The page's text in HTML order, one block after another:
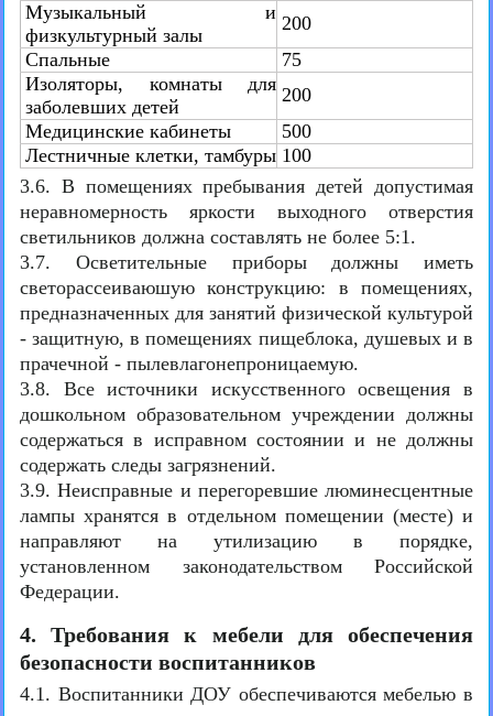
Музыкальный и
физкультурный залы
200
Спальные
75
Изоляторы, комнаты для
заболевших детей
200
Медицинские кабинеты
500
Лестничные клетки, тамбуры 100
3.6. В помещениях пребывания детей допустимая
неравномерность яркости выходного отверстия
светильников должна составлять не более 5:1.
3.7. Осветительные приборы должны иметь
светорассеиваюшую конструкцию: в помещениях,
предназначенных для занятий физической культурой
- защитную, в помещениях пищеблока, душевых и в
прачечной - пылевлагонепроницаемую.
3.8. Все источники искусственного освещения в
дошкольном образовательном учреждении должны
содержаться в исправном состоянии и не должны
содержать следы загрязнений.
3.9. Неисправные и перегоревшие люминесцентные
лампы хранятся в отдельном помещении (месте) и
направляют на утилизацию в порядке,
установленном законодательством Российской
Федерации.
4. Требования к мебели для обеспечения
безопасности воспитанников
4.1. Воспитанники ДОУ обеспечиваются мебелью в